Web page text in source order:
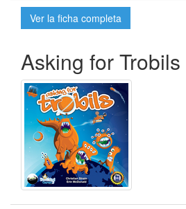
Ver la ficha completa
Asking for Trobils